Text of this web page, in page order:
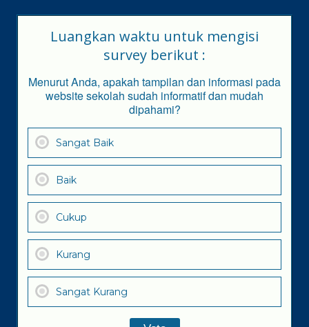
Luangkan waktu untuk mengisi
survey berikut :
Menurut Anda, apakah tampilan dan informasi pada
website sekolah sudah informatif dan mudah
dipahami?
Sangat Baik
Baik
Cukup
Kurang
Sangat Kurang